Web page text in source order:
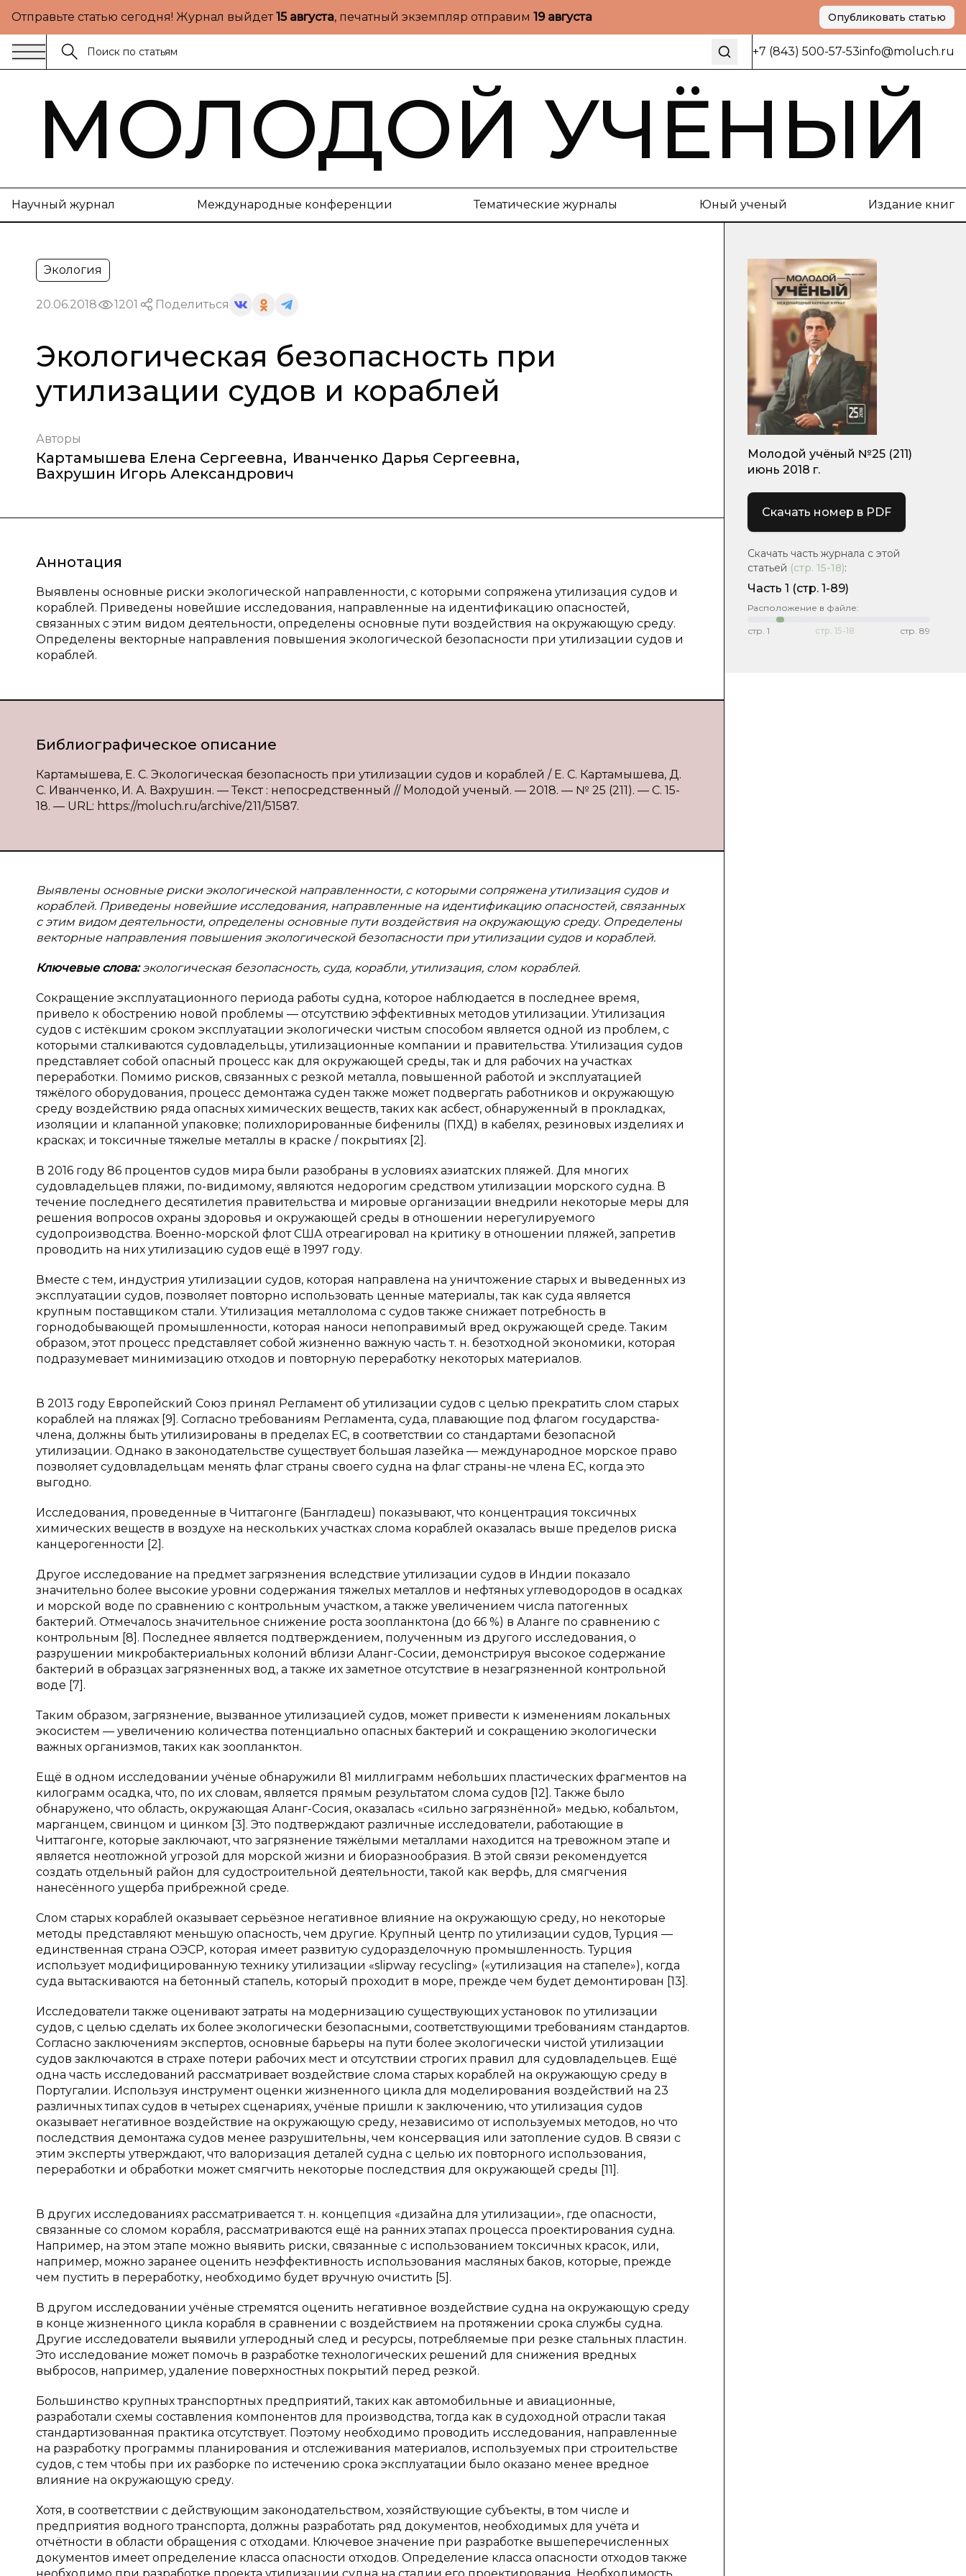
Отправьте статью сегодня! Журнал выйдет15 августа, печатный экземпляр отправим 19 августа Опубликовать статью
+7 (843) 500-57-53info@moluch.ru
МОЛОДОЙ УЧЁНЫЙ
Научный журнал Международные конференции Тематические журналы Юный ученый Издание книг
Экология
20.06.2018 1201 Поделиться
Экологическая безопасность при
утилизации судов и кораблей
Авторы
Картамышева Елена Сергеевна, Иванченко Дарья Сергеевна,
Вахрушин Игорь Александрович
Аннотация
Выявлены основные риски экологической направленности, с которыми сопряжена утилизация судов и
кораблей. Приведены новейшие исследования, направленные на идентификацию опасностей,
связанных с этим видом деятельности, определены основные пути воздействия на окружающую среду.
Определены векторные направления повышения экологической безопасности при утилизации судов и
кораблей.
Библиографическое описание
Картамышева, Е. С. Экологическая безопасность при утилизации судов и кораблей / Е. С. Картамышева, Д.
С. Иванченко, И. А. Вахрушин. — Текст : непосредственный // Молодой ученый. — 2018. — № 25 (211). — С. 15-
18. — URL: https://moluch.ru/archive/211/51587.
Выявлены основные риски экологической направленности, с которыми сопряжена утилизация судов и
кораблей. Приведены новейшие исследования, направленные на идентификацию опасностей, связанных
с этим видом деятельности, определены основные пути воздействия на окружающую среду. Определены
векторные направления повышения экологической безопасности при утилизации судов и кораблей.
Ключевые слова:экологическая безопасность, суда, корабли, утилизация, слом кораблей.
Сокращение эксплуатационного периода работы судна, которое наблюдается в последнее время,
привело к обострению новой проблемы — отсутствию эффективных методов утилизации. Утилизация
судов с истёкшим сроком эксплуатации экологически чистым способом является одной из проблем, с
которыми сталкиваются судовладельцы, утилизационные компании и правительства. Утилизация судов
представляет собой опасный процесс как для окружающей среды, так и для рабочих на участках
переработки. Помимо рисков, связанных с резкой металла, повышенной работой и эксплуатацией
тяжёлого оборудования, процесс демонтажа суден также может подвергать работников и окружающую
среду воздействию ряда опасных химических веществ, таких как асбест, обнаруженный в прокладках,
изоляции и клапанной упаковке; полихлорированные бифенилы (ПХД) в кабелях, резиновых изделиях и
красках; и токсичные тяжелые металлы в краске / покрытиях [2].
В 2016 году 86 процентов судов мира были разобраны в условиях азиатских пляжей. Для многих
судовладельцев пляжи, по-видимому, являются недорогим средством утилизации морского судна. В
течение последнего десятилетия правительства и мировые организации внедрили некоторые меры для
решения вопросов охраны здоровья и окружающей среды в отношении нерегулируемого
судопроизводства. Военно-морской флот США отреагировал на критику в отношении пляжей, запретив
проводить на них утилизацию судов ещё в 1997 году.
Вместе с тем, индустрия утилизации судов, которая направлена на уничтожение старых и выведенных из
эксплуатации судов, позволяет повторно использовать ценные материалы, так как суда является
крупным поставщиком стали. Утилизация металлолома с судов также снижает потребность в
горнодобывающей промышленности, которая наноси непоправимый вред окружающей среде. Таким
образом, этот процесс представляет собой жизненно важную часть т. н. безотходной экономики, которая
подразумевает минимизацию отходов и повторную переработку некоторых материалов.
В 2013 году Европейский Союз принял Регламент об утилизации судов с целью прекратить слом старых
кораблей на пляжах [9]. Согласно требованиям Регламента, суда, плавающие под флагом государства-
члена, должны быть утилизированы в пределах ЕС, в соответствии со стандартами безопасной
утилизации. Однако в законодательстве существует большая лазейка — международное морское право
позволяет судовладельцам менять флаг страны своего судна на флаг страны-не члена ЕС, когда это
выгодно.
Исследования, проведенные в Читтагонге (Бангладеш) показывают, что концентрация токсичных
химических веществ в воздухе на нескольких участках слома кораблей оказалась выше пределов риска
канцерогенности [2].
Другое исследование на предмет загрязнения вследствие утилизации судов в Индии показало
значительно более высокие уровни содержания тяжелых металлов и нефтяных углеводородов в осадках
и морской воде по сравнению с контрольным участком, а также увеличением числа патогенных
бактерий. Отмечалось значительное снижение роста зоопланктона (до 66 %) в Аланге по сравнению с
контрольным [8]. Последнее является подтверждением, полученным из другого исследования, о
разрушении микробактериальных колоний вблизи Аланг-Сосии, демонстрируя высокое содержание
бактерий в образцах загрязненных вод, а также их заметное отсутствие в незагрязненной контрольной
воде [7].
Таким образом, загрязнение, вызванное утилизацией судов, может привести к изменениям локальных
экосистем — увеличению количества потенциально опасных бактерий и сокращению экологически
важных организмов, таких как зоопланктон.
Ещё в одном исследовании учёные обнаружили 81 миллиграмм небольших пластических фрагментов на
килограмм осадка, что, по их словам, является прямым результатом слома судов [12]. Также было
обнаружено, что область, окружающая Аланг-Сосия, оказалась «сильно загрязнённой» медью, кобальтом,
марганцем, свинцом и цинком [3]. Это подтверждают различные исследователи, работающие в
Читтагонге, которые заключают, что загрязнение тяжёлыми металлами находится на тревожном этапе и
является неотложной угрозой для морской жизни и биоразнообразия. В этой связи рекомендуется
создать отдельный район для судостроительной деятельности, такой как верфь, для смягчения
нанесённого ущерба прибрежной среде.
Слом старых кораблей оказывает серьёзное негативное влияние на окружающую среду, но некоторые
методы представляют меньшую опасность, чем другие. Крупный центр по утилизации судов, Турция —
единственная страна ОЭСР, которая имеет развитую судоразделочную промышленность. Турция
использует модифицированную технику утилизации «slipway recycling» («утилизация на стапеле»), когда
суда вытаскиваются на бетонный стапель, который проходит в море, прежде чем будет демонтирован [13].
Исследователи также оценивают затраты на модернизацию существующих установок по утилизации
судов, с целью сделать их более экологически безопасными, соответствующими требованиям стандартов.
Согласно заключениям экспертов, основные барьеры на пути более экологически чистой утилизации
судов заключаются в страхе потери рабочих мест и отсутствии строгих правил для судовладельцев. Ещё
одна часть исследований рассматривает воздействие слома старых кораблей на окружающую среду в
Португалии. Используя инструмент оценки жизненного цикла для моделирования воздействий на 23
различных типах судов в четырех сценариях, учёные пришли к заключению, что утилизация судов
оказывает негативное воздействие на окружающую среду, независимо от используемых методов, но что
последствия демонтажа судов менее разрушительны, чем консервация или затопление судов. В связи с
этим эксперты утверждают, что валоризация деталей судна с целью их повторного использования,
переработки и обработки может смягчить некоторые последствия для окружающей среды [11].
В других исследованиях рассматривается т. н. концепция «дизайна для утилизации», где опасности,
связанные со сломом корабля, рассматриваются ещё на ранних этапах процесса проектирования судна.
Например, на этом этапе можно выявить риски, связанные с использованием токсичных красок, или,
например, можно заранее оценить неэффективность использования масляных баков, которые, прежде
чем пустить в переработку, необходимо будет вручную очистить [5].
В другом исследовании учёные стремятся оценить негативное воздействие судна на окружающую среду
в конце жизненного цикла корабля в сравнении с воздействием на протяжении срока службы судна.
Другие исследователи выявили углеродный след и ресурсы, потребляемые при резке стальных пластин.
Это исследование может помочь в разработке технологических решений для снижения вредных
выбросов, например, удаление поверхностных покрытий перед резкой.
Большинство крупных транспортных предприятий, таких как автомобильные и авиационные,
разработали схемы составления компонентов для производства, тогда как в судоходной отрасли такая
стандартизованная практика отсутствует. Поэтому необходимо проводить исследования, направленные
на разработку программы планирования и отслеживания материалов, используемых при строительстве
судов, с тем чтобы при их разборке по истечению срока эксплуатации было оказано менее вредное
влияние на окружающую среду.
Хотя, в соответствии с действующим законодательством, хозяйствующие субъекты, в том числе и
предприятия водного транспорта, должны разработать ряд документов, необходимых для учёта и
отчётности в области обращения с отходами. Ключевое значение при разработке вышеперечисленных
документов имеет определение класса опасности отходов. Определение класса опасности отходов также
Молодой учёный №25 (211)
июнь 2018 г.
Скачать номер в PDF
Скачать часть журнала с этой
статьей (стр. 15-18):
Часть 1 (стр. 1-89)
Расположение в файле:
стр. 1 стр. 15-18 стр. 89